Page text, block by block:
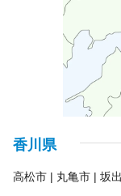
各種ケーブル類
大型食器洗浄機
冷凍スト
消火器
香川県
高松市 丸亀市 坂